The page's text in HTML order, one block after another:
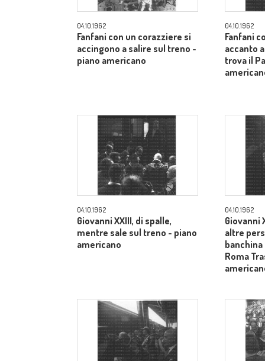
04.10.1962
Fanfani con un corazziere si
accingono a salire sul treno -
piano americano
04.10.1962
Fanfani
accanto
trova il
04.10.1962
Giovanni XXIII, di spalle,
mentre sale sul treno - piano
americano
04.10.1962
Giovanni
altre
Roma